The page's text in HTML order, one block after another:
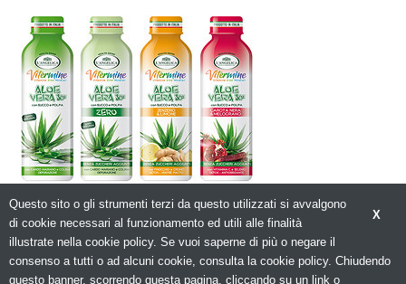
La gamma Vitermine con ALOE VERA si rinnova.
L’Istituto Erboristico L’Angelica rinnova la gamma di Health Drink...
X
Questo sito o gli strumenti terzi da questo utilizzati si avvalgono
di cookie necessari al funzionamento ed utili alle finalità
illustrate nella cookie policy. Se vuoi saperne di più o negare il
consenso a tutti o ad alcuni cookie, consulta la cookie policy. Chiudendo
questo banner, scorrendo questa pagina, cliccando su un link o